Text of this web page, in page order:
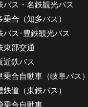
バス・名鉄観光バス
乗合（知多バス）
バス･豊鉄観光バス
東部交通
近鉄バス
乗合自動車（岐阜バス）
鉄道（東鉄バス）
乗合自動車